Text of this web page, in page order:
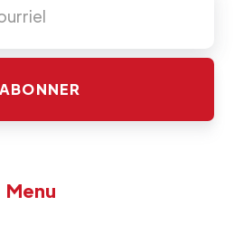
Menu